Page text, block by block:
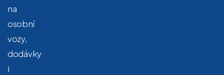
na
osobní
vozy,
dodávky
i